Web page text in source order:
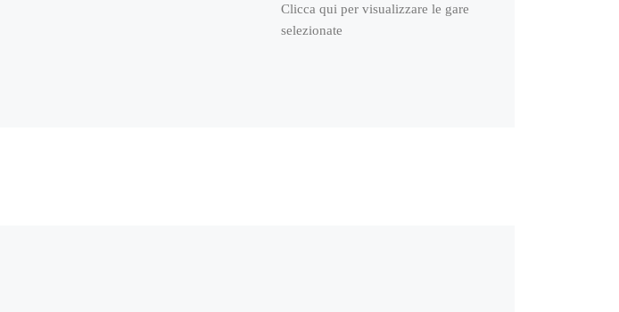
Clicca qui per visualizzare le gare
selezionate